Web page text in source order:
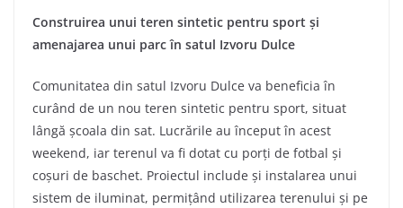
Construirea unui teren sintetic pentru sport și
amenajarea unui parc în satul Izvoru Dulce
Comunitatea din satul Izvoru Dulce va beneficia în
curând de un nou teren sintetic pentru sport, situat
lângă școala din sat. Lucrările au început în acest
weekend, iar terenul va fi dotat cu porți de fotbal și
coșuri de baschet. Proiectul include și instalarea unui
sistem de iluminat, permițând utilizarea terenului și pe